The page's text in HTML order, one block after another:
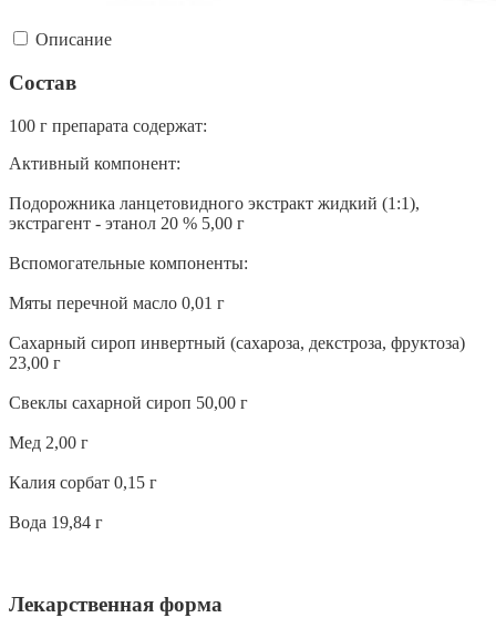
Описание
Состав
100 г препарата содержат:
Активный компонент:
Подорожника ланцетовидного экстракт жидкий (1:1),
экстрагент - этанол 20 % 5,00 г
Вспомогательные компоненты:
Мяты перечной масло 0,01 г
Сахарный сироп инвертный (сахароза, декстроза, фруктоза)
23,00 г
Свеклы сахарной сироп 50,00 г
Мед 2,00 г
Калия сорбат 0,15 г
Вода 19,84 г
Лекарственная форма